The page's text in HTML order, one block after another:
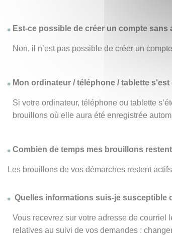
Est-ce possible de créer un compte sans
Non, il n’est pas possible de créer un
Mon ordinateur / téléphone / tablette
Si votre ordinateur, téléphone ou tablette
brouillons où elle aura été enregistrée
Combien de temps mes brouillons
Les brouillons de vos démarches restent
Quelles informations suis-je susceptible
Vous recevrez sur votre adresse de courriel
relatives au suivi de vos demandes :